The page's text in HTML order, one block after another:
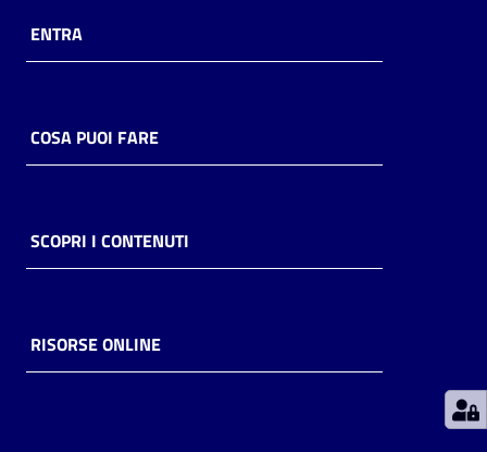
Archivio
Decentrate
ENTRA
COSA PUOI FARE
SCOPRI I CONTENUTI
RISORSE ONLINE